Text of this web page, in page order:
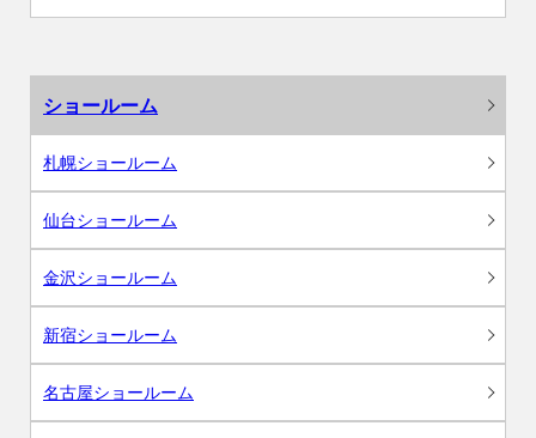
ショールーム
札幌ショールーム
仙台ショールーム
金沢ショールーム
新宿ショールーム
名古屋ショールーム